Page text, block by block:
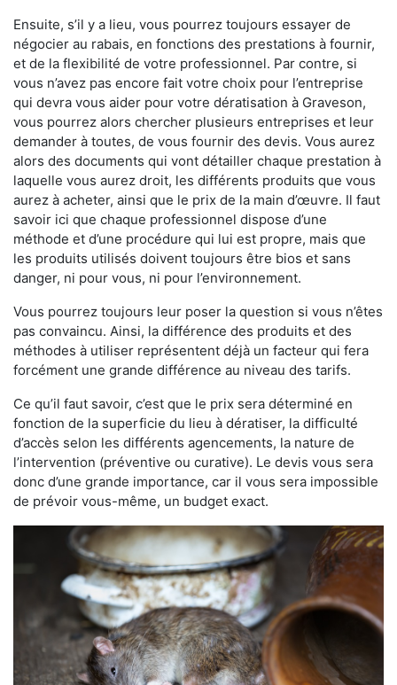
Ensuite, s’il y a lieu, vous pourrez toujours essayer de
négocier au rabais, en fonctions des prestations à fournir,
et de la flexibilité de votre professionnel. Par contre, si
vous n’avez pas encore fait votre choix pour l’entreprise
qui devra vous aider pour votre dératisation à Graveson,
vous pourrez alors chercher plusieurs entreprises et leur
demander à toutes, de vous fournir des devis. Vous aurez
alors des documents qui vont détailler chaque prestation à
laquelle vous aurez droit, les différents produits que vous
aurez à acheter, ainsi que le prix de la main d’œuvre. Il faut
savoir ici que chaque professionnel dispose d’une
méthode et d’une procédure qui lui est propre, mais que
les produits utilisés doivent toujours être bios et sans
danger, ni pour vous, ni pour l’environnement.
Vous pourrez toujours leur poser la question si vous n’êtes
pas convaincu. Ainsi, la différence des produits et des
méthodes à utiliser représentent déjà un facteur qui fera
forcément une grande différence au niveau des tarifs.
Ce qu’il faut savoir, c’est que le prix sera déterminé en
fonction de la superficie du lieu à dératiser, la difficulté
d’accès selon les différents agencements, la nature de
l’intervention (préventive ou curative). Le devis vous sera
donc d’une grande importance, car il vous sera impossible
de prévoir vous-même, un budget exact.